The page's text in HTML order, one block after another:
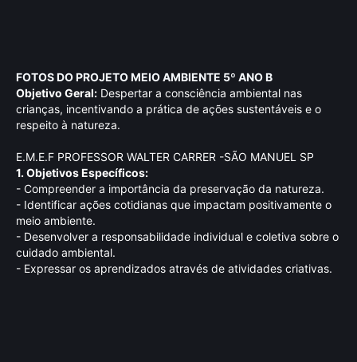
FOTOS DO PROJETO MEIO AMBIENTE 5º ANO B
Objetivo Geral: Despertar a consciência ambiental nas
crianças, incentivando a prática de ações sustentáveis e o
respeito à natureza.
E.M.E.F PROFESSOR WALTER CARRER -SÃO MANUEL SP
1. Objetivos Específicos:
- Compreender a importância da preservação da natureza.
- Identificar ações cotidianas que impactam positivamente o
meio ambiente.
- Desenvolver a responsabilidade individual e coletiva sobre o
cuidado ambiental.
- Expressar os aprendizados através de atividades criativas.